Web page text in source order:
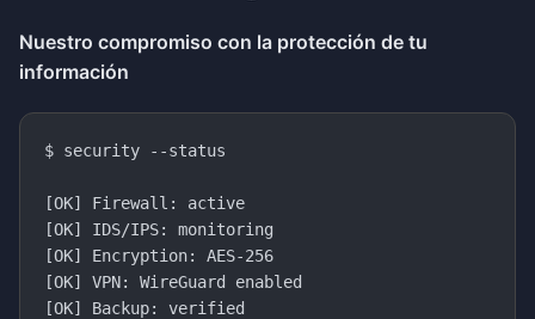
Nuestro compromiso con la protección de tu
información
$ security --status
[OK] Firewall: active
[OK] IDS/IPS: monitoring
[OK] Encryption: AES-256
[OK] VPN: WireGuard enabled
[OK] Backup: verified